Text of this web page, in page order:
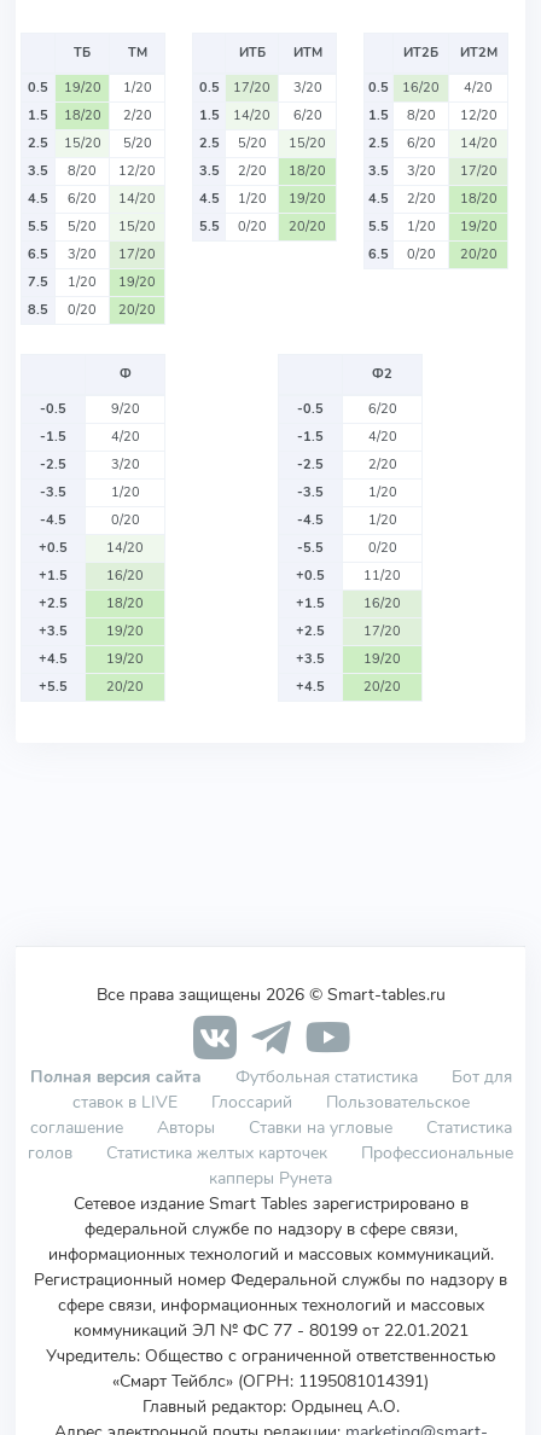
ТБ
ТМ
0.5
19/20
1/20
1.5
18/20
2/20
2.5
15/20
5/20
3.5
8/20
12/20
4.5
6/20
14/20
5.5
5/20
15/20
6.5
3/20
17/20
7.5
1/20
19/20
8.5
0/20 20/20
ИТБ
ИТМ
0.5
17/20
3/20
1.5
14/20
6/20
2.5
5/20
15/20
3.5
2/20
18/20
4.5
1/20
19/20
5.5
0/20 20/20
ИТ2Б
ИТ2М
0.5
16/20
4/20
1.5
8/20
12/20
2.5
6/20
14/20
3.5
3/20
17/20
4.5
2/20
18/20
5.5
1/20
19/20
6.5
0/20 20/20
Ф
-0.5
9/20
-1.5
4/20
-2.5
3/20
-3.5
1/20
-4.5
0/20
+0.5
14/20
+1.5
16/20
+2.5
18/20
+3.5
19/20
+4.5
19/20
+5.5
20/20
Ф2
-0.5
6/20
-1.5
4/20
-2.5
2/20
-3.5
1/20
-4.5
1/20
-5.5
0/20
+0.5
11/20
+1.5
16/20
+2.5
17/20
+3.5
19/20
+4.5
20/20
Все права защищены 2026 © Smart-tables.ru
Полная версия сайта Футбольная статистика
Бот для
ставок в LIVE
Глоссарий
Пользовательское
соглашение
Авторы Ставки на угловые
Статистика
голов
Статистика желтых карточек
Профессиональные
капперы Рунета
Сетевое издание Smart Tables зарегистрировано в
федеральной службе по надзору в сфере связи,
информационных технологий и массовых коммуникаций.
Регистрационный номер Федеральной службы по надзору в
сфере связи, информационных технологий и массовых
коммуникаций ЭЛ № ФС 77 - 80199 от 22.01.2021
Учредитель: Общество с ограниченной ответственностью
«Смарт Тейблс» (ОГРН: 1195081014391)
Главный редактор: Ордынец А.О.